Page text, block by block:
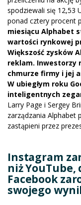
spodziewali się 12,53
ponad cztery procent
miesiącu Alphabet
wartości rynkowej
Większość zysków
reklam. Inwestorzy
chmurze firmy i jej
W ubiegłym roku
inteligentnych
Larry Page i Sergey
zarządzania Alphabet
zastąpieni przez
Instagram
niż
Facebook
swojego